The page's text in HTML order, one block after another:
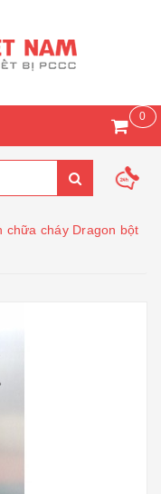
0
chữa cháy Dragon bột